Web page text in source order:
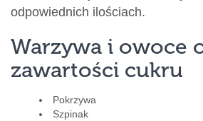
odpowiednich ilościach.
Warzywa i owoce
zawartości cukru
Pokrzywa
Szpinak